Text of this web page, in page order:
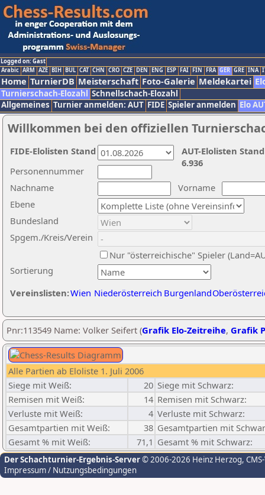
Logged on: Gast
Arabic ARM AZE BIH BUL CAT CHN CRO CZE DEN ENG ESP FAI FIN FRA GER GRE INA
Home TurnierDB Meisterschaft Foto-Galerie Meldekartei
Turnierschach-Elozahl Schnellschach-Elozahl
Allgemeines Turnier anmelden: AUT FIDE Spieler anmelden Elo
Willkommen bei den offiziellen
Nachname
Vorname
Ebene
Sortierung
Personennummer
Bundesland
Spgem./Kreis/Verein
Nur "österreichische" Spieler
Vereinslisten:Wien Niederösterreich Burgenland
AUT-Elolisten
6.936
FIDE-Elolisten Stand
Pnr:113549 Name: Volker Seifert (Grafik Elo-Zeitreihe, Grafik
Alle Partien ab Eloliste 1. Juli 2006
Siege mit Weiß:
20 Siege mit Schwarz:
Remisen mit Weiß:
14 Remisen mit Schwarz:
Verluste mit Weiß:
4 Verluste mit Schwarz:
Gesamtpartien mit Weiß:
38 Gesamtpartien mit
Gesamt % mit Weiß:
71,1 Gesamt % mit Schwarz:
Der Schachturnier-Ergebnis-Server© 2006-2026 Heinz Herzog,
Impressum / Nutzungsbedingungen